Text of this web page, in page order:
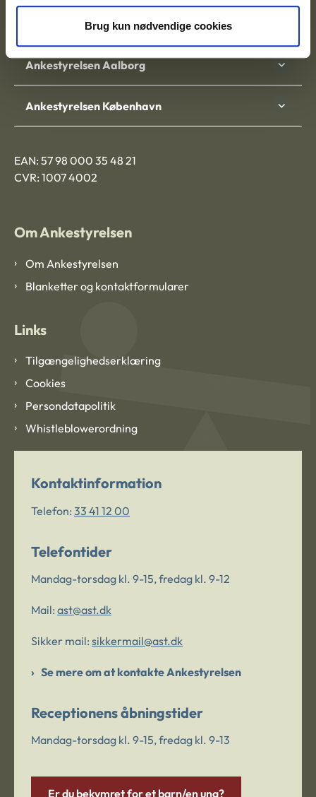
Brug kun nødvendige cookies
9000 Aalborg
Ankestyrelsen Aalborg
Ankestyrelsen København
EAN: 57 98 000 35 48 21
CVR: 1007 4002
Om Ankestyrelsen
Om Ankestyrelsen
Blanketter og kontaktformularer
Links
Tilgængelighedserklæring
Cookies
Persondatapolitik
Whistleblowerordning
Kontaktinformation
Telefon: 33 41 12 00
Telefontider
Mandag-torsdag kl. 9-15, fredag kl. 9-12
Mail: ast@ast.dk
Sikker mail: sikkermail@ast.dk
Se mere om at kontakte Ankestyrelsen
Receptionens åbningstider
Mandag-torsdag kl. 9-15, fredag kl. 9-13
Er du bekymret for et barn/en ung?